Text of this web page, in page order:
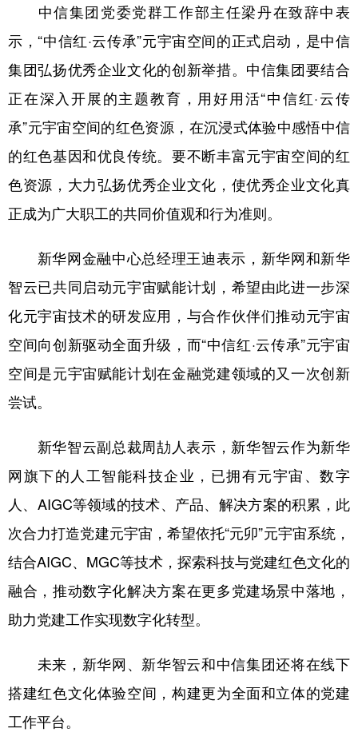
中信集团党委党群工作部主任梁丹在致辞中表
示，“中信红·云传承”元宇宙空间的正式启动，是中信
集团弘扬优秀企业文化的创新举措。中信集团要结合
正在深入开展的主题教育，用好用活“中信红·云传
承”元宇宙空间的红色资源，在沉浸式体验中感悟中信
的红色基因和优良传统。要不断丰富元宇宙空间的红
色资源，大力弘扬优秀企业文化，使优秀企业文化真
正成为广大职工的共同价值观和行为准则。
新华网金融中心总经理王迪表示，新华网和新华
智云已共同启动元宇宙赋能计划，希望由此进一步深
化元宇宙技术的研发应用，与合作伙伴们推动元宇宙
空间向创新驱动全面升级，而“中信红·云传承”元宇宙
空间是元宇宙赋能计划在金融党建领域的又一次创新
尝试。
新华智云副总裁周劼人表示，新华智云作为新华
网旗下的人工智能科技企业，已拥有元宇宙、数字
人、AIGC等领域的技术、产品、解决方案的积累，此
次合力打造党建元宇宙，希望依托“元卯”元宇宙系统，
结合AIGC、MGC等技术，探索科技与党建红色文化的
融合，推动数字化解决方案在更多党建场景中落地，
助力党建工作实现数字化转型。
未来，新华网、新华智云和中信集团还将在线下
搭建红色文化体验空间，构建更为全面和立体的党建
工作平台。